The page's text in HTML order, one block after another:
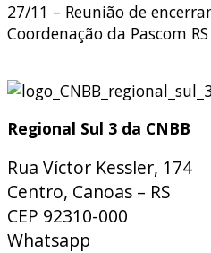
27/11 – Reunião de
Coordenação da Pascom
Regional Sul 3 da CNBB
Rua Víctor Kessler, 174
Centro, Canoas – RS
CEP 92310-000
Whatsapp